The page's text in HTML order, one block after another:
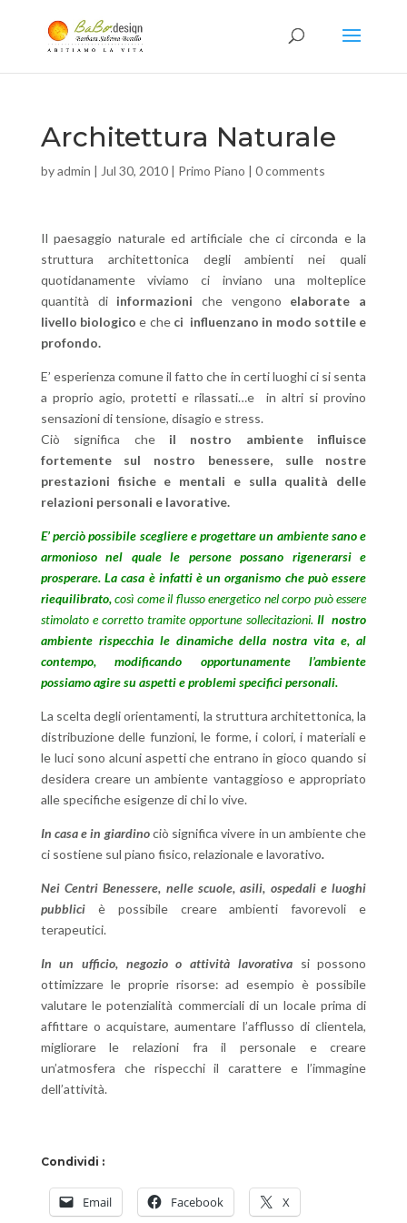
Architettura Naturale
byadmin | Jul 30, 2010| Primo Piano | 0 comments
Il paesaggio naturale ed artificiale che ci circonda e la
struttura architettonica degli ambienti nei quali
quotidanamente viviamo ci inviano una molteplice
quantità di informazioni che vengono elaborate a
livello biologico e che ci influenzano in modo sottile e
profondo.
E’ esperienza comune il fatto che in certi luoghi ci si senta
a proprio agio, protetti e rilassati…e in altri si provino
sensazioni di tensione, disagio e stress.
Ciò significa che il nostro ambiente influisce
fortemente sul nostro benessere, sulle nostre
prestazioni fisiche e mentali e sulla qualità delle
relazioni personali e lavorative.
E’ perciò possibile scegliere e progettareun ambiente sano e
armonioso nel quale le persone possano rigenerarsi e
prosperare. La casa è infatti è un organismo che può essere
riequilibrato,così come il flusso energetico nel corpo può essere
stimolato e corretto tramite opportune sollecitazioni. Il nostro
ambiente rispecchia le dinamiche della nostra vita e, al
contempo, modificando opportunamente l’ambiente
possiamo agire su aspetti e problemi specifici personali.
La scelta degli orientamenti, la struttura architettonica, la
distribuzione delle funzioni, le forme, i colori, i materiali e
le luci sono alcuni aspetti che entrano in gioco quando si
desidera creare un ambiente vantaggioso e appropriato
alle specifiche esigenze di chi lo vive.
In casae in giardinociò significa vivere in un ambiente che
ci sostiene sul piano fisico, relazionale e lavorativo.
Nei Centri Benessere, nelle scuole, asili, ospedali e luoghi
pubblici è possibile creare ambienti favorevoli e
terapeutici.
In un ufficio, negozio o attività lavorativa si possono
ottimizzare le proprie risorse: ad esempio è possibile
valutare le potenzialità commerciali di un locale prima di
affittare o acquistare, aumentare l’afflusso di clientela,
migliorare le relazioni fra il personale e creare
un’atmosfera che rispecchi il carattere e l’immagine
dell’attività.
Condividi :
Email Facebook X